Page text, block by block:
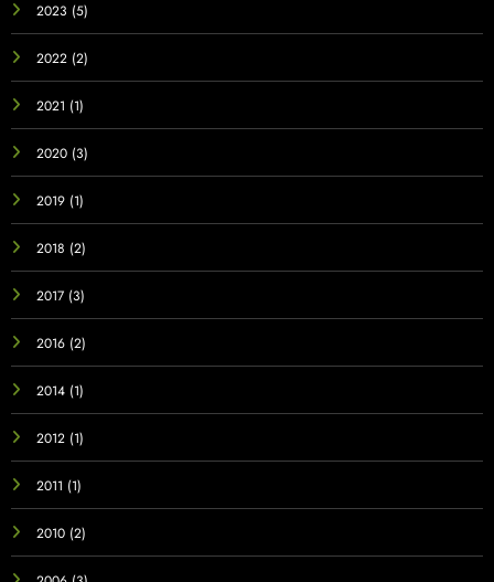
2023 (5)
2022 (2)
2021 (1)
2020 (3)
2019 (1)
2018 (2)
2017 (3)
2016 (2)
2014 (1)
2012 (1)
2011 (1)
2010 (2)